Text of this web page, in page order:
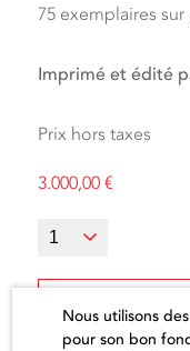
75 exemplaires
Imprimé et édité
Prix hors taxes
3.000,00€
Ajouter
Nous utilisons
pour son bon